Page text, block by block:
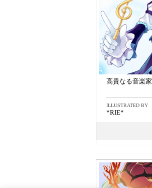
高貴なる音楽家
ILLUSTRATED BY
*RIE*